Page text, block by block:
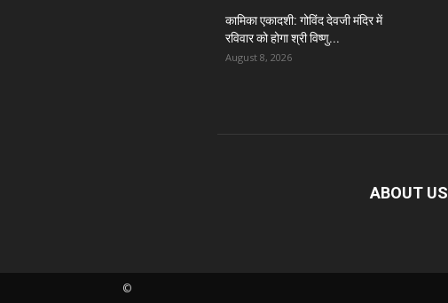
कामिका एकादशी: गोविंद देवजी मंदिर में
रविवार को होगा श्री विष्णु...
August 8, 2026
ABOUT US
©